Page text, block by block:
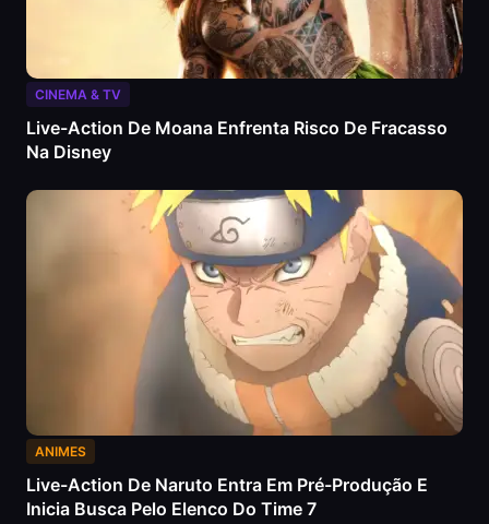
CINEMA & TV
Live-Action De Moana Enfrenta Risco De Fracasso
Na Disney
ANIMES
Live-Action De Naruto Entra Em Pré-Produção E
Inicia Busca Pelo Elenco Do Time 7